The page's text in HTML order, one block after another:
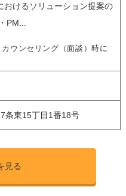
おけるソリューション提案の
PM...
ウンセリング（面談）時に
条東15丁目1番18号
見る